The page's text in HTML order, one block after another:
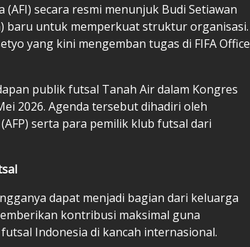
(AFI) secara resmi menunjuk Budi Setiawan
baru untuk memperkuat struktur organisasi.
yang kini mengemban tugas di FIFAOffice
publik futsal Tanah Air dalam Kongres
2026. Agenda tersebut dihadiri oleh
serta para pemilik klub futsal dari
dapat menjadi bagian dari keluarga
kontribusi maksimal guna
Indonesia di kancah internasional.